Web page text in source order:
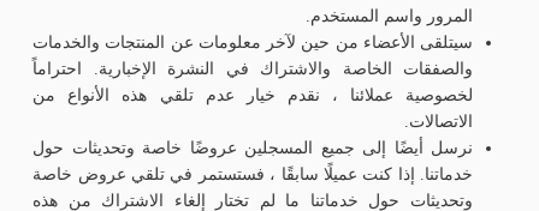
المرور واسم المستخدم.
سيتلقى الأعضاء من حين لآخر معلومات عن المنتجات والخدمات
والصفقات الخاصة والاشتراك في النشرة الإخبارية. احتراماً
لخصوصية عملائنا ، نقدم خيار عدم تلقي هذه الأنواع من
الاتصالات.
نرسل أيضًا إلى جميع المسجلين عروضًا خاصة وتحديثات حول
خدماتنا. إذا كنت عميلًا سابقًا ، فستستمر في تلقي عروض خاصة
وتحديثات حول خدماتنا ما لم تختار إلغاء الاشتراك من هذه